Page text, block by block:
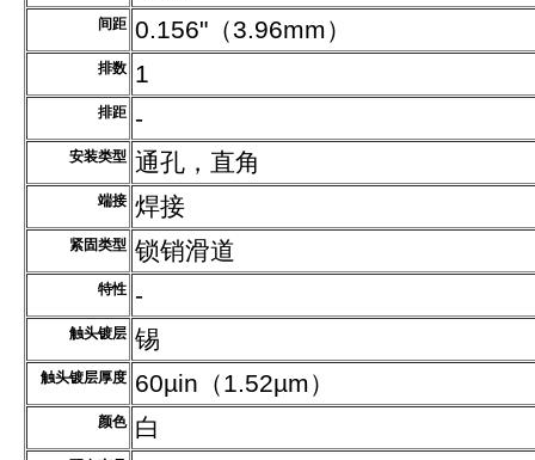
间距 0.156"（3.96mm）
排数 1
排距 -
安装类型 通孔，直角
端接 焊接
紧固类型 锁销滑道
特性 -
触头镀层 锡
触头镀层厚度 60µin（1.52µm）
颜色 白